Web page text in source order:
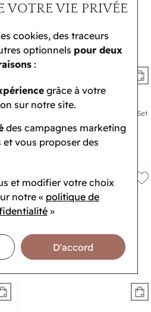
VOTRE VIE PRIVÉE
cookies, des traceurs
optionnels pour deux
:
grâce à votre
sur notre site.
des campagnes marketing
vous proposer des
et modifier votre choix
notre « politique de
»
D'accord
CALVIN KLEIN
Bracelet Calvin Klein Défiant Gift Set
en métal doré
107,10 €
-10%